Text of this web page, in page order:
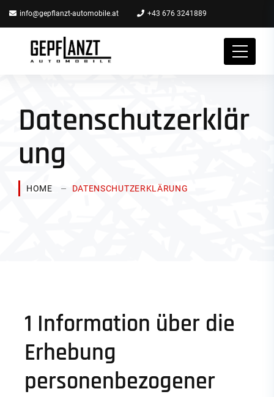
info@gepflanzt-automobile.at +43 676 3241889
Datenschutzerklär
ung
HOME DATENSCHUTZERKLÄRUNG
1 Information über die
Erhebung
personenbezogener